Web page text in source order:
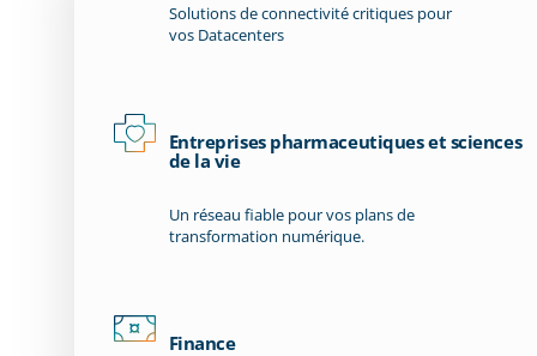
Solutions de connectivité critiques pour
vos Datacenters
Entreprises pharmaceutiques et sciences
de la vie
Un réseau fiable pour vos plans de
transformation numérique.
Finance